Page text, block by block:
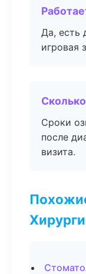
Да, есть
игровая
Сроки
после
визита.